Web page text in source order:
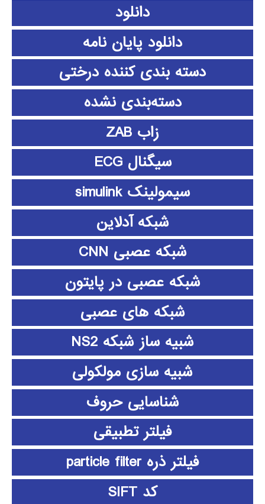
دانلود
دانلود پايان نامه
دسته بندی کننده درختی
دسته‌بندی نشده
زاب ZAB
سیگنال ECG
سیمولینک simulink
شبکه آدلاین
شبکه عصبی CNN
شبکه عصبی در پایتون
شبکه های عصبی
شبیه ساز شبکه NS2
شبیه سازی مولکولی
شناسایی حروف
فیلتر تطبیقی
فیلتر ذره particle filter
کد SIFT